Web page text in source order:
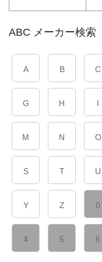
ABC メーカー検索
A B C
G H I
M N O
S T U
Y Z 0
4 5 6